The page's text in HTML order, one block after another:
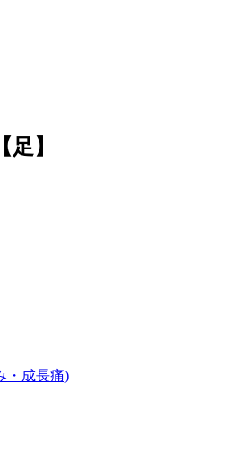
】
・成長痛)